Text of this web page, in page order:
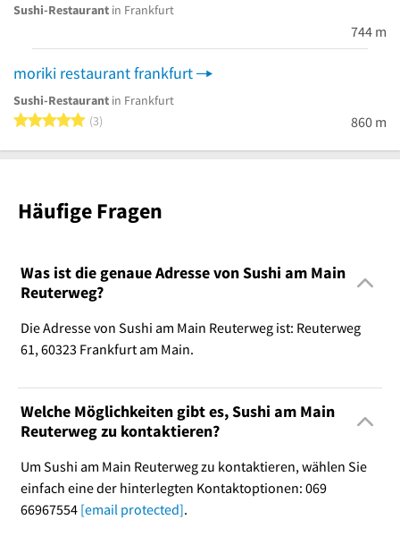
Sushi-Restaurant in Frankfurt
744 m
moriki restaurant frankfurt
Sushi-Restaurant in Frankfurt
5 von 5 Sternen
3 860 m
Häufige Fragen
Was ist die genaue Adresse von Sushi am Main
Reuterweg?
Die Adresse von Sushi am Main Reuterweg ist: Reuterweg
61, 60323 Frankfurt am Main.
Welche Möglichkeiten gibt es, Sushi am Main
Reuterweg zu kontaktieren?
Um Sushi am Main Reuterweg zu kontaktieren, wählen Sie
einfach eine der hinterlegten Kontaktoptionen: 069
66967554 [email protected].